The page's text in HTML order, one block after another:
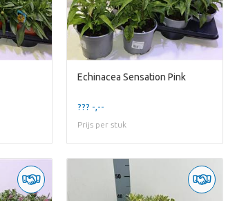
Echinacea Sensation Pink
??? -,--
Prijs per stuk